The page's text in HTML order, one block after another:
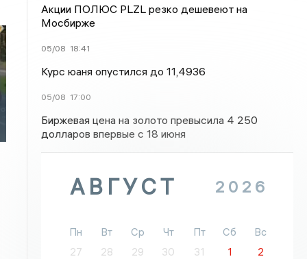
Акции ПОЛЮС PLZL резко дешевеют на
Мосбирже
05/08 18:41
Курс юаня опустился до 11,4936
05/08 17:00
Биржевая цена на золото превысила 4 250
долларов впервые с 18 июня
АВГУСТ 2026
Пн Вт Ср Чт Пт Сб
Вс
27
28 29 30 31 1
2